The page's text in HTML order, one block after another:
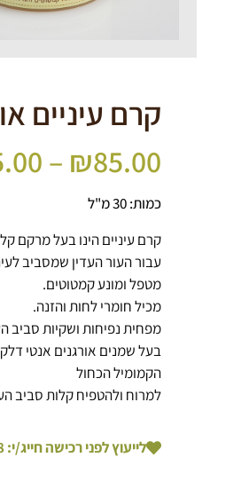
קרם עיניים
₪85.00
–
כמות: 30 מ"ל
קרם עיניים הינו בעל מרקם
עבור העור העדין שמסביב
מטפל ומונע קמטוטים.
מכיל חומרי לחות והזנה.
מפחית נפיחות ושקיות סביב
בעל שמנים אורגנים אנטי
הקמומיל הכחול
למרוח ולהטפיח קלות סביב
לייעוץ לפני רכישה חייג/י: 052-6169478